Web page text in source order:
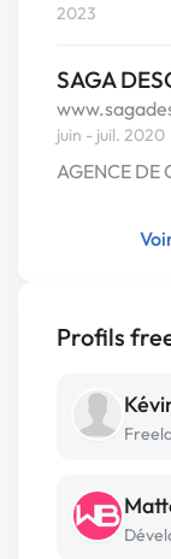
2023
SAGA
juin - juil. 2020
AGENCE DE
Profils